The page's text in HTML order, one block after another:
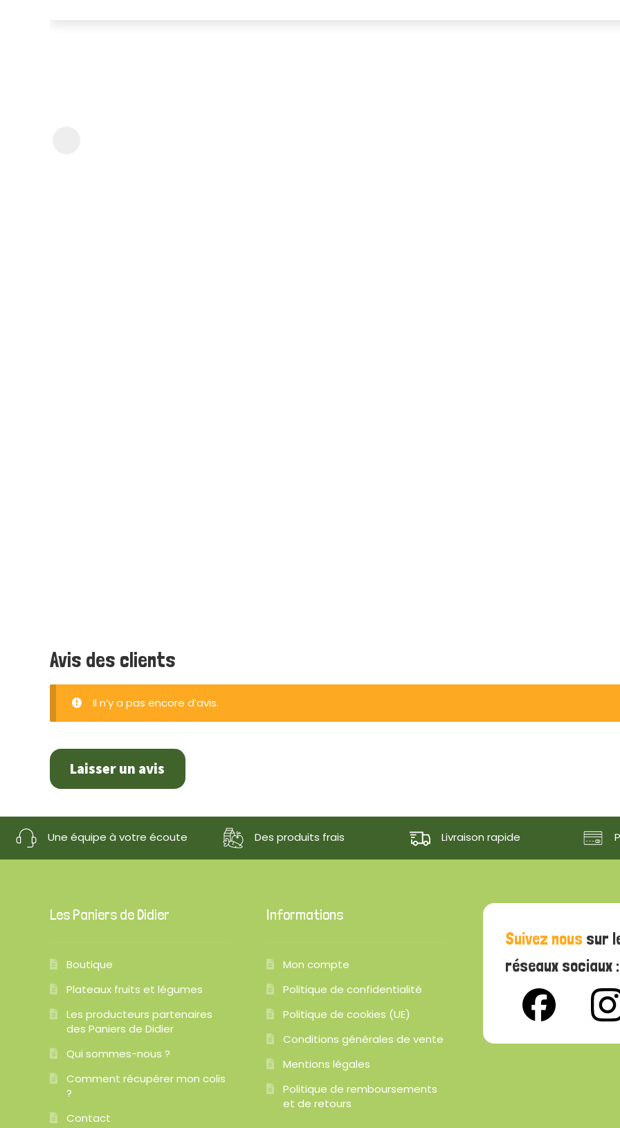
Avis des clients
Il n’y a pas encore d’avis.
Laisser un avis
Une équipe à votre écoute Des produits frais Livraison rapide
Les Paniers de Didier
Boutique
Plateaux fruits et légumes
Les producteurs partenaires
des Paniers de Didier
Qui sommes-nous ?
Comment récupérer mon colis
?
Contact
Informations
Mon compte
Politique de confidentialité
Politique de cookies (UE)
Conditions générales de vente
Mentions légales
Politique de remboursements
et de retours
Suivez nous sur
réseaux sociaux :